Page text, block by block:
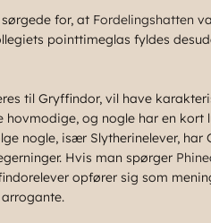
for, at Fordelingshatten
pointtimeglas fyldes
til Gryffindor, vil have
hovmodige, og nogle har en
nogle, især Slytherinelever,
Hvis man spørger
opfører sig som